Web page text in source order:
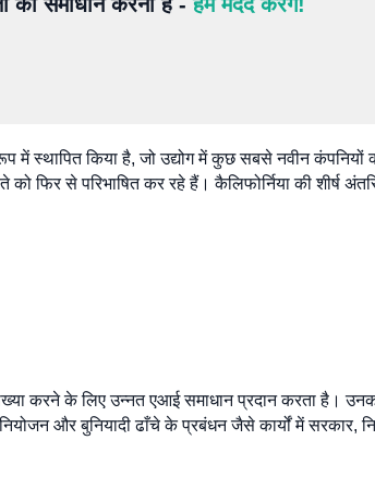
में स्थापित किया है, जो उद्योग में कुछ सबसे नवीन कंपनियों
फिर से परिभाषित कर रहे हैं। कैलिफोर्निया की शीर्ष
करने के लिए उन्नत एआई समाधान प्रदान करता है।
और बुनियादी ढाँचे के प्रबंधन जैसे कार्यों में सरकार,